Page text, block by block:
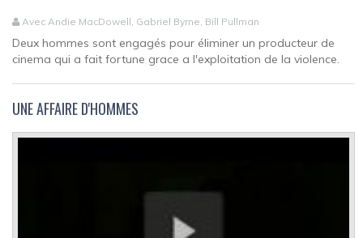
Avec Andie MacDowell, Gabriel Byrne, Bill Pullman
Deux hommes sont engagés pour éliminer un producteur de
cinema qui a fait fortune grace a l'exploitation de la violence.
UNE AFFAIRE D'HOMMES